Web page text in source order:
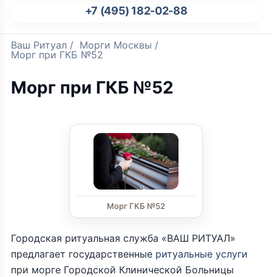
+7 (495) 182-02-88
Ваш Ритуал / Морги Москвы /
Морг при ГКБ №52
Морг при ГКБ №52
Морг ГКБ №52
Городская ритуальная служба «ВАШ РИТУАЛ»
предлагает государственные ритуальные услуги
при морге Городской Клинической Больницы